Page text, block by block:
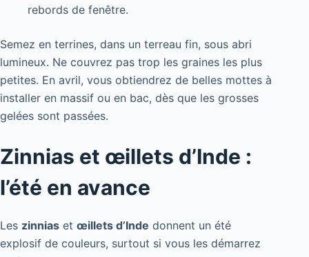
rebords de fenêtre.
Semez en terrines, dans un terreau fin, sous abri
lumineux. Ne couvrez pas trop les graines les plus
petites. En avril, vous obtiendrez de belles mottes à
installer en massif ou en bac, dès que les grosses
gelées sont passées.
Zinnias et œillets d’Inde :
l’été en avance
Les zinnias et œillets d’Inde donnent un été
explosif de couleurs, surtout si vous les démarrez